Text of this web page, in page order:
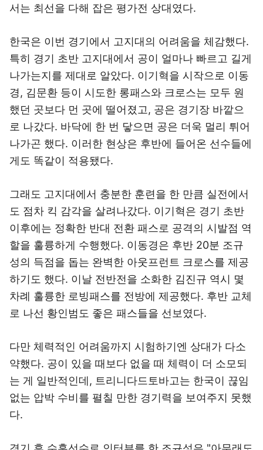
서는 최선을 다해 잡은 평가전 상대였다.
한국은 이번 경기에서 고지대의 어려움을 체감했다.
특히 경기 초반 고지대에서 공이 얼마나 빠르고 길게
나가는지를 제대로 알았다. 이기혁을 시작으로 이동
경, 김문환 등이 시도한 롱패스와 크로스는 모두 원
했던 곳보다 먼 곳에 떨어졌고, 공은 경기장 바깥으
로 나갔다. 바닥에 한 번 닿으면 공은 더욱 멀리 튀어
나가곤 했다. 이러한 현상은 후반에 들어온 선수들에
게도 똑같이 적용됐다.
그래도 고지대에서 충분한 훈련을 한 만큼 실전에서
도 점차 킥 감각을 살려나갔다. 이기혁은 경기 초반
이후에는 정확한 반대 전환 패스로 공격의 시발점 역
할을 훌륭하게 수행했다. 이동경은 후반 20분 조규
성의 득점을 돕는 완벽한 아웃프런트 크로스를 제공
하기도 했다. 이날 전반전을 소화한 김진규 역시 몇
차례 훌륭한 로빙패스를 전방에 제공했다. 후반 교체
로 나선 황인범도 좋은 패스들을 선보였다.
다만 체력적인 어려움까지 시험하기엔 상대가 다소
약했다. 공이 있을 때보다 없을 때 체력이 더 소모되
는 게 일반적인데, 트리니다드토바고는 한국이 끊임
없는 압박 수비를 펼칠 만한 경기력을 보여주지 못했
다.